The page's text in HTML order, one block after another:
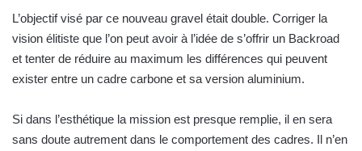
L’objectif visé par ce nouveau gravel était double. Corriger la
vision élitiste que l’on peut avoir à l’idée de s’offrir un Backroad
et tenter de réduire au maximum les différences qui peuvent
exister entre un cadre carbone et sa version aluminium.
Si dans l’esthétique la mission est presque remplie, il en sera
sans doute autrement dans le comportement des cadres. Il n’en